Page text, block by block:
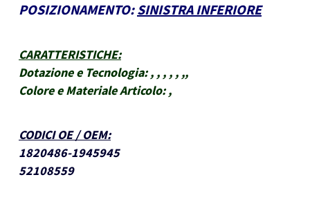
POSIZIONAMENTO: SINISTRA INFERIORE
CARATTERISTICHE:
Dotazione e Tecnologia: , , , , , ,,
Colore e Materiale Articolo: ,
CODICI OE / OEM:
1820486-1945945
52108559